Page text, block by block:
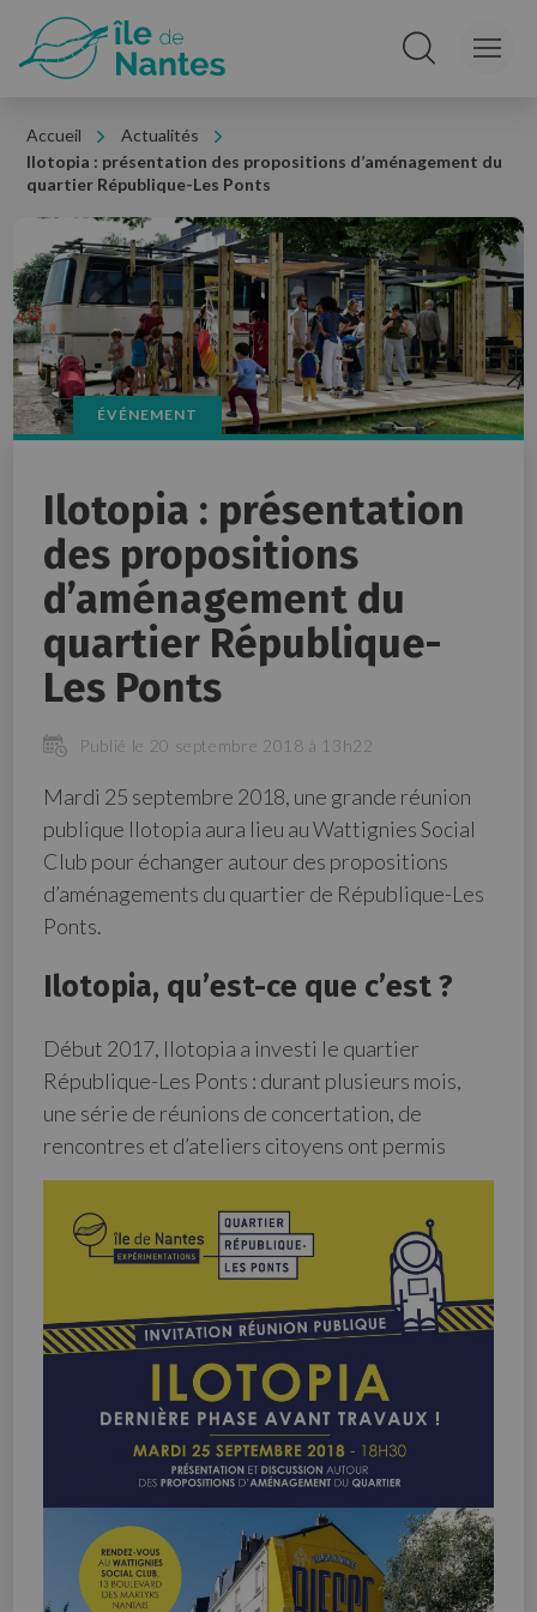
Accueil
Actualités
Ilotopia : présentation des propositions d’aménagement du
quartier République-Les Ponts
ÉVÉNEMENT
Ilotopia : présentation
des propositions
d’aménagement du
quartier République-
Les Ponts
Publié le 20 septembre 2018 à 13h22
Mardi 25 septembre 2018, une grande réunion
publique Ilotopia aura lieu au Wattignies Social
Club pour échanger autour des propositions
d’aménagements du quartier de République-Les
Ponts.
Ilotopia, qu’est-ce que c’est ?
Début 2017, Ilotopia a investi le quartier
République-Les Ponts : durant plusieurs mois,
une série de réunions de concertation, de
rencontres et d’ateliers citoyens ont permis
Panneau de gestion des cookies